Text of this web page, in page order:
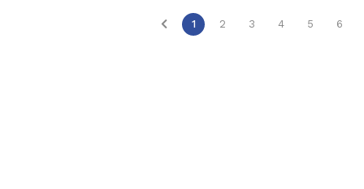
1 2 3 4 5 6